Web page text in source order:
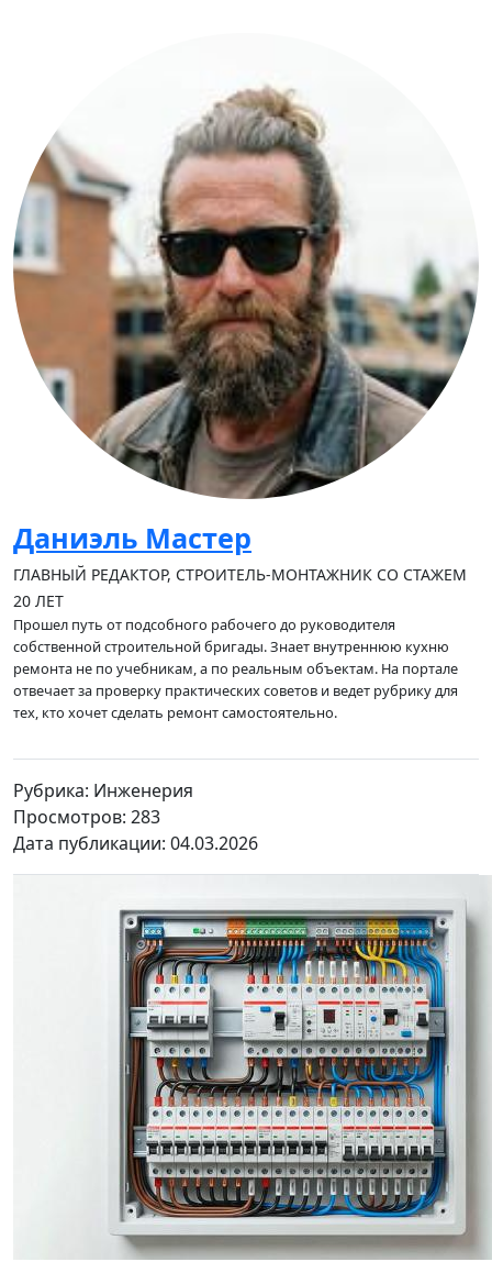
Даниэль Мастер
ГЛАВНЫЙ РЕДАКТОР, СТРОИТЕЛЬ-МОНТАЖНИК СО СТАЖЕМ
20 ЛЕТ
Прошел путь от подсобного рабочего до руководителя
собственной строительной бригады. Знает внутреннюю кухню
ремонта не по учебникам, а по реальным объектам. На портале
отвечает за проверку практических советов и ведет рубрику для
тех, кто хочет сделать ремонт самостоятельно.
Рубрика: Инженерия
Просмотров: 283
Дата публикации: 04.03.2026